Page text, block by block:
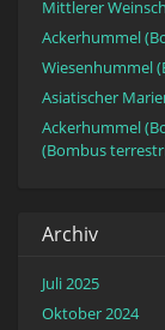
Mittlerer
Ackerhummel
Wiesenhummel
Asiatischer
Ackerhummel
(Bombus
Archiv
Juli 2025
Oktober 2024